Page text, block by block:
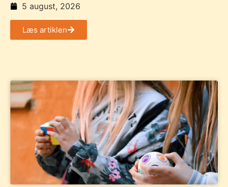
5 august, 2026
Læs artiklen